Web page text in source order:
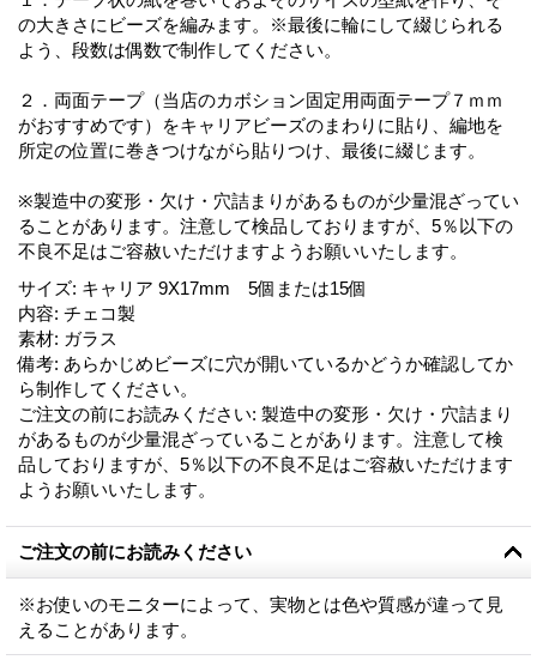
の大きさにビーズを編みます。※最後に輪にして綴じられる
よう、段数は偶数で制作してください。
２．両面テープ（当店のカボション固定用両面テープ７ｍｍ
がおすすめです）をキャリアビーズのまわりに貼り、編地を
所定の位置に巻きつけながら貼りつけ、最後に綴じます。
※製造中の変形・欠け・穴詰まりがあるものが少量混ざってい
ることがあります。注意して検品しておりますが、5％以下の
不良不足はご容赦いただけますようお願いいたします。
サイズ: キャリア 9X17mm 5個または15個
内容: チェコ製
素材: ガラス
備考: あらかじめビーズに穴が開いているかどうか確認してか
ら制作してください。
ご注文の前にお読みください: 製造中の変形・欠け・穴詰まり
があるものが少量混ざっていることがあります。注意して検
品しておりますが、5％以下の不良不足はご容赦いただけます
ようお願いいたします。
ご注文の前にお読みください
※お使いのモニターによって、実物とは色や質感が違って見
えることがあります。